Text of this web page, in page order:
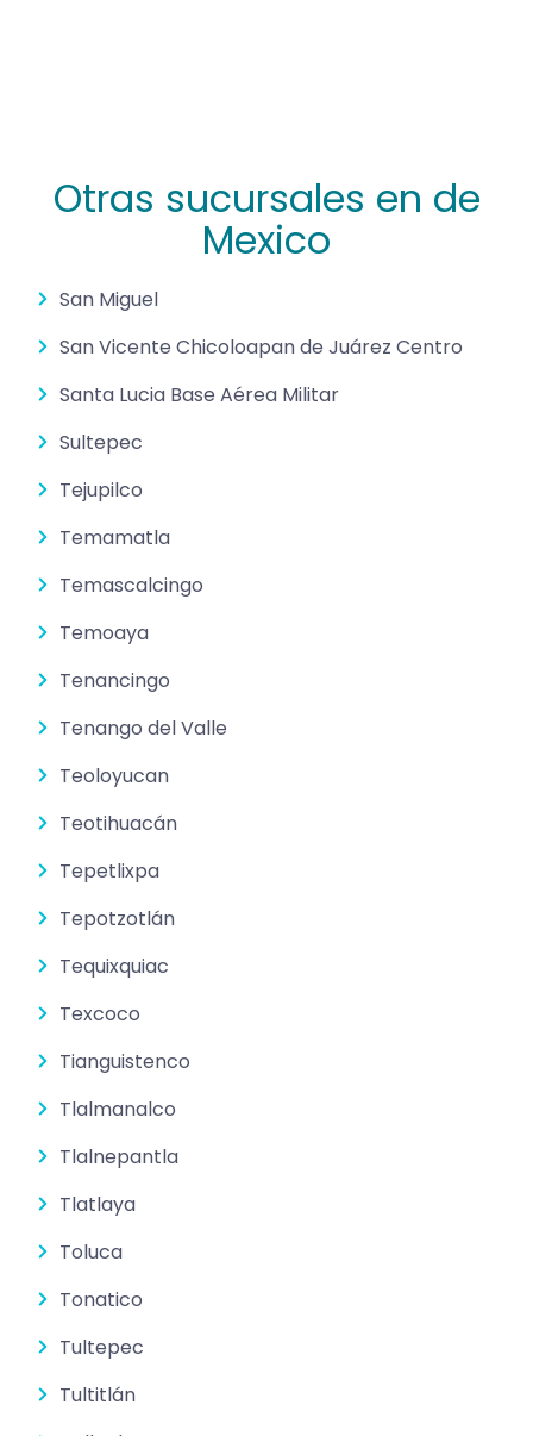
Otras sucursales en de
Mexico
San Miguel
San Vicente Chicoloapan de Juárez Centro
Santa Lucia Base Aérea Militar
Sultepec
Tejupilco
Temamatla
Temascalcingo
Temoaya
Tenancingo
Tenango del Valle
Teoloyucan
Teotihuacán
Tepetlixpa
Tepotzotlán
Tequixquiac
Texcoco
Tianguistenco
Tlalmanalco
Tlalnepantla
Tlatlaya
Toluca
Tonatico
Tultepec
Tultitlán